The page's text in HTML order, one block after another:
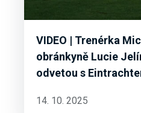
VIDEO | Trenérka
obránkyně Lucie
odvetou s
14. 10. 2025